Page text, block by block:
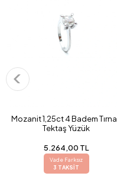
Mozanit 1,25ct 4 Badem
Tektaş Yüzük
5.264,00 TL
Vade Farksız
3 TAKSİT